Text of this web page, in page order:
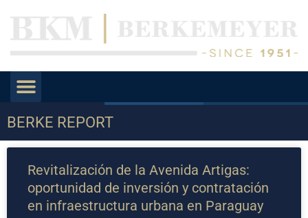
BERKE REPORT
Revitalización de la Avenida Artigas:
oportunidad de inversión y contratación
en infraestructura urbana en Paraguay